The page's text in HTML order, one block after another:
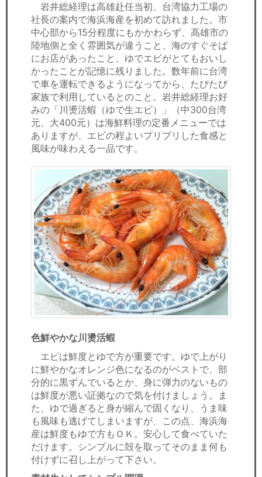
岩井総経理は高雄赴任当初、台湾協力工場の
社長の案内で海浜海産を初めて訪れました。市
中心部から15分程度にもかかわらず、高雄市の
陸地側と全く雰囲気が違うこと、海のすぐそば
にお店があったこと、ゆでエビがとてもおいし
かったことが記憶に残りました。数年前に台湾
で車を運転できるようになってから、たびたび
家族で利用しているとのこと。岩井総経理お好
みの「川燙活蝦（ゆで生エビ）」（中300台湾
元、大400元）は海鮮料理の定番メニューでは
ありますが、エビの程よいプリプリした食感と
風味が味わえる一品です。
色鮮やかな川燙活蝦
エビは鮮度とゆで方が重要です。ゆで上がり
に鮮やかなオレンジ色になるのがベストで、部
分的に黒ずんでいるとか、身に弾力のないもの
は鮮度が悪い証拠なので気を付けましょう。ま
た、ゆで過ぎると身が縮んで固くなり、うま味
も風味も逃げてしまいますが、この点、海浜海
産は鮮度もゆで方もＯＫ。安心して食べていた
だけます。シンプルに殻を取ってそのまま何も
付けずに召し上がって下さい。